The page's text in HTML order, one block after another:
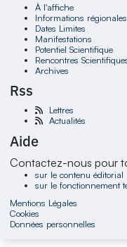
À l'affiche
Informations régionales
Dates Limites
Manifestations
Potentiel Scientifique
Rencontres
Archives
Rss
Lettres
Actualités
Aide
Contactez-nous pour
sur le contenu éditorial
sur le fonctionnement
Mentions Légales
Cookies
Données personnelles